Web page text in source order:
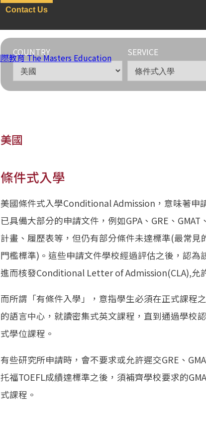
Contact Us
美國>
條件式入學
COUNTRY SERVICE
美國
條件式入學
美國條件式入學Conditional Admission，意味著申
已具備大部分的申請文件，例如GPA、GRE、
計畫、履歷表等，但仍有部分條件未達標準(最常見
門檻標準)。這些申請文件學校經過評估之後，認為
進而核發Conditional Letter of Admission(CLA),允
而所謂「有條件入學」，意指學生必須在正式課程
的語言中心，就讀密集式英文課程，直到通過學校
式學位課程。
有些研究所申請時，會不要求或允許遲交GRE、
托福TOEFL成績達標準之後，須補齊學校要求的
式課程。